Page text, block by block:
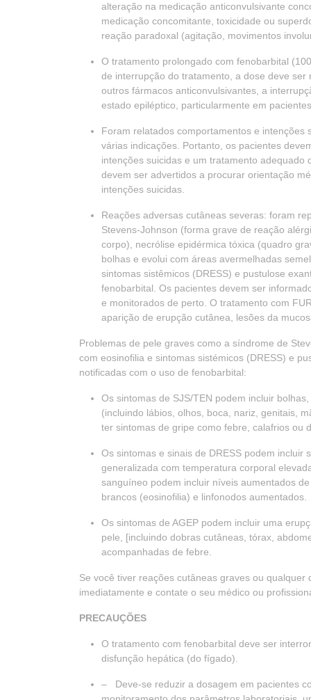
alteração na medicação anticonvulsivante
medicação concomitante, toxicidade ou
reação paradoxal (agitação, movimentos
O tratamento prolongado com fenobarbital
de interrupção do tratamento, a dose deve
outros fármacos anticonvulsivantes, a
estado epiléptico, particularmente em
Foram relatados comportamentos e
várias indicações. Portanto, os pacientes
intenções suicidas e um tratamento
devem ser advertidos a procurar orientação
intenções suicidas.
Reações adversas cutâneas severas: foram
Stevens-Johnson (forma grave de reação
corpo), necrólise epidérmica tóxica (quadro
bolhas e evolui com áreas avermelhadas
sintomas sistêmicos (DRESS) e pustulose
fenobarbital. Os pacientes devem ser
e monitorados de perto. O tratamento com
aparição de erupção cutânea, lesões da
Problemas de pele graves como a síndrome de
com eosinofilia e sintomas sistémicos (DRESS) e
notificadas com o uso de fenobarbital:
Os sintomas de SJS/TEN podem incluir
(incluindo lábios, olhos, boca, nariz, genitais,
ter sintomas de gripe como febre, calafrios ou
Os sintomas e sinais de DRESS podem
generalizada com temperatura corporal
sanguíneo podem incluir níveis aumentados
brancos (eosinofilia) e linfonodos aumentados.
Os sintomas de AGEP podem incluir uma
pele, [incluindo dobras cutâneas, tórax,
acompanhadas de febre.
Se você tiver reações cutâneas graves ou
imediatamente e contate o seu médico ou
PRECAUÇÕES
O tratamento com fenobarbital deve ser
disfunção hepática (do fígado).
– Deve-se reduzir a dosagem em pacientes